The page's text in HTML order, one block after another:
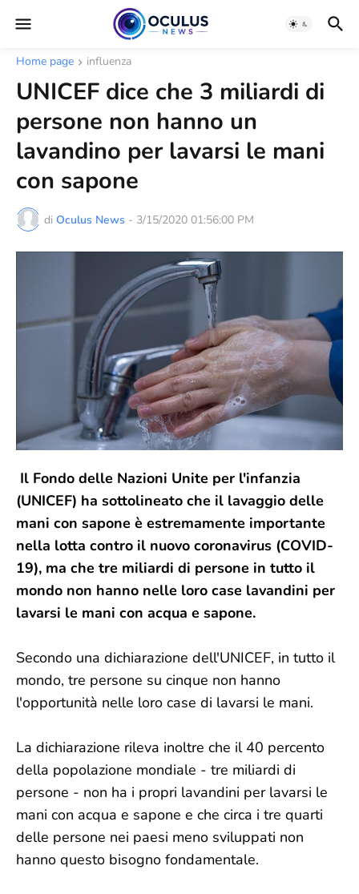
Home page influenza
UNICEF dice che 3 miliardi di
persone non hanno un
lavandino per lavarsi le mani
con sapone
di Oculus News - 3/15/2020 01:56:00 PM
Il Fondo delle Nazioni Unite per l'infanzia
(UNICEF) ha sottolineato che il lavaggio delle
mani con sapone è estremamente importante
nella lotta contro il nuovo coronavirus (COVID-
19), ma che tre miliardi di persone in tutto il
mondo non hanno nelle loro case lavandini per
lavarsi le mani con acqua e sapone.
Secondo una dichiarazione dell'UNICEF, in tutto il
mondo, tre persone su cinque non hanno
l'opportunità nelle loro case di lavarsi le mani.
La dichiarazione rileva inoltre che il 40 percento
della popolazione mondiale - tre miliardi di
persone - non ha i propri lavandini per lavarsi le
mani con acqua e sapone e che circa i tre quarti
delle persone nei paesi meno sviluppati non
hanno questo bisogno fondamentale.